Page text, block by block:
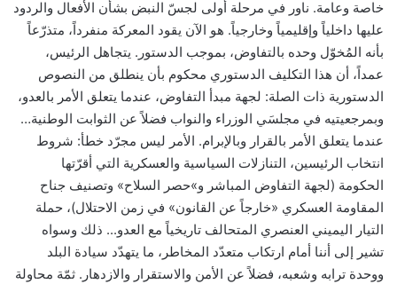
خاصة وعامة. ناور في مرحلة أولى لجسّ النبض بشأن الأفعال والردود
عليها داخلياً وإقليمياً وخارجياً. هو الآن يقود المعركة منفرداً، متذرّعاً
بأنه المُخوّل وحده بالتفاوض، بموجب الدستور. يتجاهل الرئيس،
عمداً، أن هذا التكليف الدستوري محكوم بأن ينطلق من النصوص
الدستورية ذات الصلة: لجهة مبدأ التفاوض، عندما يتعلق الأمر بالعدو،
وبمرجعيتيه في مجلسَي الوزراء والنواب فضلاً عن الثوابت الوطنية…
عندما يتعلق الأمر بالقرار وبالإبرام. الأمر ليس مجرّد خطأ: شروط
انتخاب الرئيسين، التنازلات السياسية والعسكرية التي أقرّتها
الحكومة (لجهة التفاوض المباشر و»حصر السلاح» وتصنيف جناح
المقاومة العسكري «خارجاً عن القانون» في زمن الاحتلال)، حملة
التيار اليميني العنصري المتحالف تاريخياً مع العدو... ذلك وسواه
تشير إلى أننا أمام ارتكاب متعدّد المخاطر، ما يتهدّد سيادة البلد
ووحدة ترابه وشعبه، فضلاً عن الأمن والاستقرار والازدهار. ثمّة محاولة